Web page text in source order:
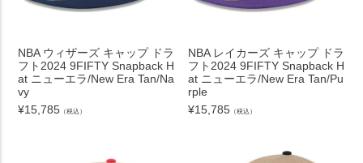
NBA ウィザーズ キャップ ドラ
フト2024 9FIFTY Snapback H
at ニューエラ/New Era Tan/Na
vy
¥15,785 （税込）
NBA レイカーズ キャップ ドラ
フト2024 9FIFTY Snapback H
at ニューエラ/New Era Tan/Pu
rple
¥15,785 （税込）